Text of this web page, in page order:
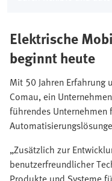
Elektrische
beginnt heute
Mit 50 Jahren Erfahrung
Comau, ein
führendes
„Zusätzlich zur
benutzerfreundlicher